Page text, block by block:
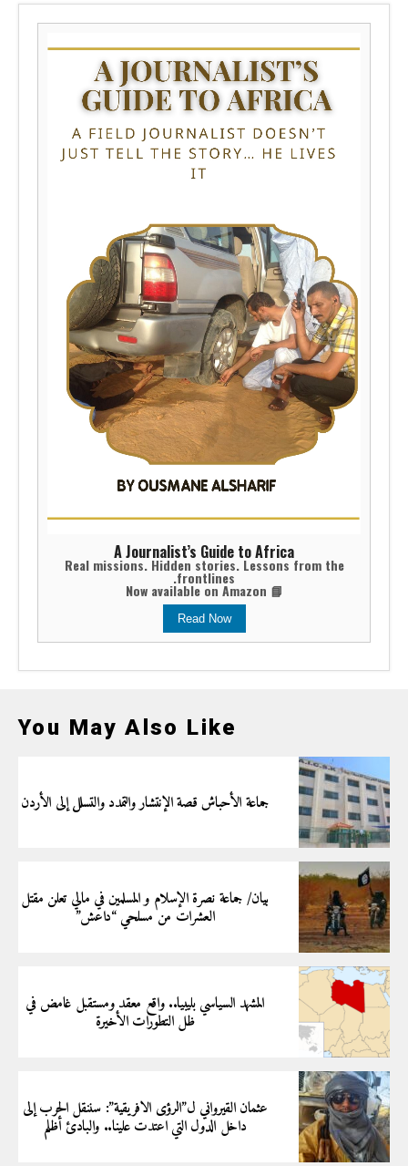
A Journalist’s Guide to Africa
Real missions. Hidden stories. Lessons from the
frontlines.
📘 Now available on Amazon
Read Now
You May Also Like
جماعة الأحباش قصة الإنتشار والتمدد والتسلل إلى الأردن
بيان/ جماعة نصرة الإسلام و المسلمين في مالي تعلن مقتل
العشرات من مسلحي “داعش”
المشهد السياسي بليبيا.. واقع معقد ومستقبل غامض في
ظل التطورات الأخيرة
عثمان القيرواني ل”الرؤى الافريقية”: سننقل الحرب إلى
داخل الدول التي اعتدت علينا.. والبادئ أظلم